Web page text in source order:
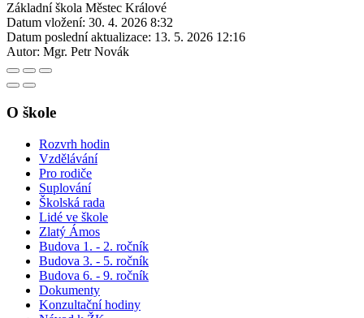
Základní škola Městec Králové
Datum vložení: 30. 4. 2026 8:32
Datum poslední aktualizace: 13. 5. 2026 12:16
Autor: Mgr. Petr Novák
O škole
Rozvrh hodin
Vzdělávání
Pro rodiče
Suplování
Školská rada
Lidé ve škole
Zlatý Ámos
Budova 1. - 2. ročník
Budova 3. - 5. ročník
Budova 6. - 9. ročník
Dokumenty
Konzultační hodiny